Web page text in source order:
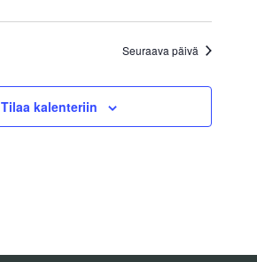
Seuraava päivä
Tilaa kalenteriin